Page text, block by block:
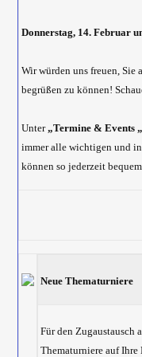
Donnerstag, 14. Februar
Wir würden uns freuen, Sie
begrüßen zu können!
Unter„Termine & Events
immer alle wichtigen und
können so jederzeit
Neue Thematurniere
Für den Zugaustausch
Thematurniere auf